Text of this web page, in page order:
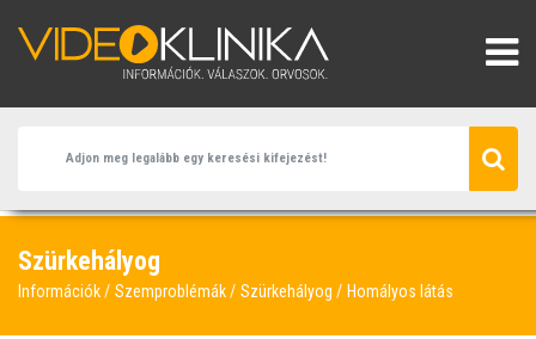
Szürkehályog
Információk Szemproblémák Szürkehályog Homályos látás